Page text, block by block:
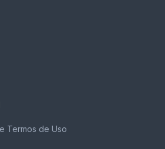
Termos de Uso